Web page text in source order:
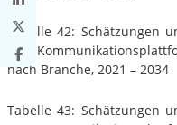
Tabelle 42: Schätzungen
GCC-
nach Branche, 2021 – 2034
Tabelle 43: Schätzungen